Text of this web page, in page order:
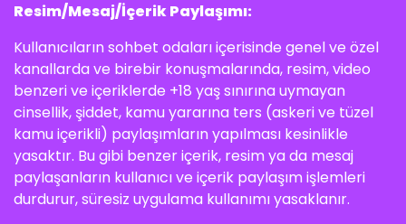
Resim/Mesaj/İçerik Paylaşımı:
Kullanıcıların sohbet odaları içerisinde genel ve özel
kanallarda ve birebir konuşmalarında, resim, video
benzeri ve içeriklerde +18 yaş sınırına uymayan
cinsellik, şiddet, kamu yararına ters (askeri ve tüzel
kamu içerikli) paylaşımların yapılması kesinlikle
yasaktır. Bu gibi benzer içerik, resim ya da mesaj
paylaşanların kullanıcı ve içerik paylaşım işlemleri
durdurur, süresiz uygulama kullanımı yasaklanır.